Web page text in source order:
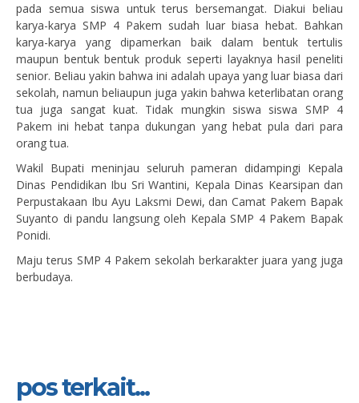
pada semua siswa untuk terus bersemangat. Diakui beliau
karya-karya SMP 4 Pakem sudah luar biasa hebat. Bahkan
karya-karya yang dipamerkan baik dalam bentuk tertulis
maupun bentuk bentuk produk seperti layaknya hasil peneliti
senior. Beliau yakin bahwa ini adalah upaya yang luar biasa dari
sekolah, namun beliaupun juga yakin bahwa keterlibatan orang
tua juga sangat kuat. Tidak mungkin siswa siswa SMP 4
Pakem ini hebat tanpa dukungan yang hebat pula dari para
orang tua.
Wakil Bupati meninjau seluruh pameran didampingi Kepala
Dinas Pendidikan Ibu Sri Wantini, Kepala Dinas Kearsipan dan
Perpustakaan Ibu Ayu Laksmi Dewi, dan Camat Pakem Bapak
Suyanto di pandu langsung oleh Kepala SMP 4 Pakem Bapak
Ponidi.
Maju terus SMP 4 Pakem sekolah berkarakter juara yang juga
berbudaya.
pos terkait...